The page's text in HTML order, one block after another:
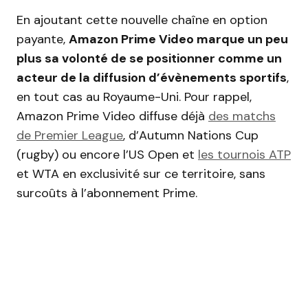
En ajoutant cette nouvelle chaîne en option
payante, Amazon Prime Video marque un peu
plus sa volonté de se positionner comme un
acteur de la diffusion d’évènements sportifs,
en tout cas au Royaume-Uni. Pour rappel,
Amazon Prime Video diffuse déjà des matchs
de Premier League, d’Autumn Nations Cup
(rugby) ou encore l’US Open et les tournois ATP
et WTA en exclusivité sur ce territoire, sans
surcoûts à l’abonnement Prime.